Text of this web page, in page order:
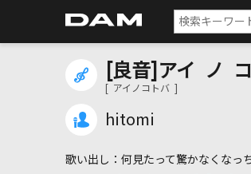
[良音]アイ ノ
[ アイノコトバ ]
hitomi
何見たって驚かなくなっ